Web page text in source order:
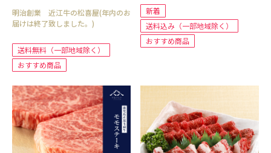
明治創業 近江牛の松喜屋(年内のお
届けは終了致しました。)
送料無料（一部地域除く）
おすすめ商品
新着
送料込み（一部地域除く）
おすすめ商品